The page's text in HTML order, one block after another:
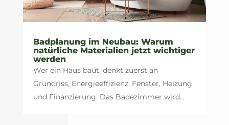
Badplanung im Neubau: Warum
natürliche Materialien jetzt wichtiger
werden
Wer ein Haus baut, denkt zuerst an
Grundriss, Energieeffizienz, Fenster, Heizung
und Finanzierung. Das Badezimmer wird...